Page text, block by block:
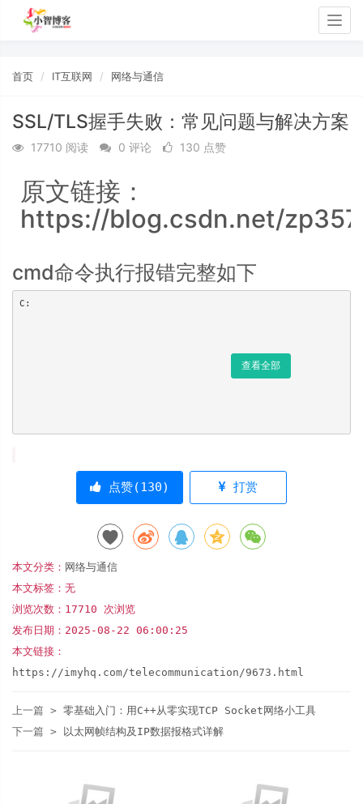
首页 IT互联网 网络与通信
SSL/TLS握手失败：常见问题与解决方案
17710 阅读 0 评论 130 点赞
原文链接：
https://blog.csdn.net/
cmd命令执行报错完整如下
C:
查看全部
点赞(130) 打赏
本文分类： 网络与通信
本文标签：无
浏览次数： 17710 次浏览
发布日期：2025-08-22 06:00:25
本文链接：
https://imyhq.com/telecommunication/9673.html
上一篇 > 零基础入门：用C++从零实现TCP Socket网络小工具
下一篇 >
以太网帧结构及IP数据报格式详解